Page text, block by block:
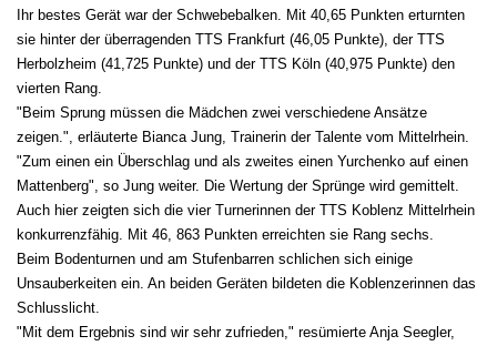
Ihr bestes Gerät war der Schwebebalken. Mit 40,65 Punkten erturnten
sie hinter der überragenden TTS Frankfurt (46,05 Punkte), der TTS
Herbolzheim (41,725 Punkte) und der TTS Köln (40,975 Punkte) den
vierten Rang.
"Beim Sprung müssen die Mädchen zwei verschiedene Ansätze
zeigen.", erläuterte Bianca Jung, Trainerin der Talente vom Mittelrhein.
"Zum einen ein Überschlag und als zweites einen Yurchenko auf einen
Mattenberg", so Jung weiter. Die Wertung der Sprünge wird gemittelt.
Auch hier zeigten sich die vier Turnerinnen der TTS Koblenz Mittelrhein
konkurrenzfähig. Mit 46, 863 Punkten erreichten sie Rang sechs.
Beim Bodenturnen und am Stufenbarren schlichen sich einige
Unsauberkeiten ein. An beiden Geräten bildeten die Koblenzerinnen das
Schlusslicht.
"Mit dem Ergebnis sind wir sehr zufrieden," resümierte Anja Seegler,